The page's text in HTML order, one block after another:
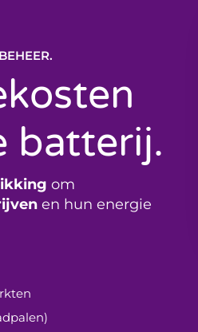
batterij.
om
en hun energie